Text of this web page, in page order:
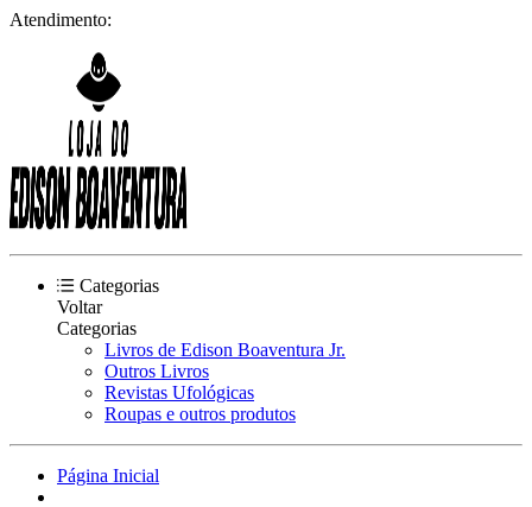
Atendimento:
Categorias
Voltar
Categorias
Livros de Edison Boaventura Jr.
Outros Livros
Revistas Ufológicas
Roupas e outros produtos
Página Inicial